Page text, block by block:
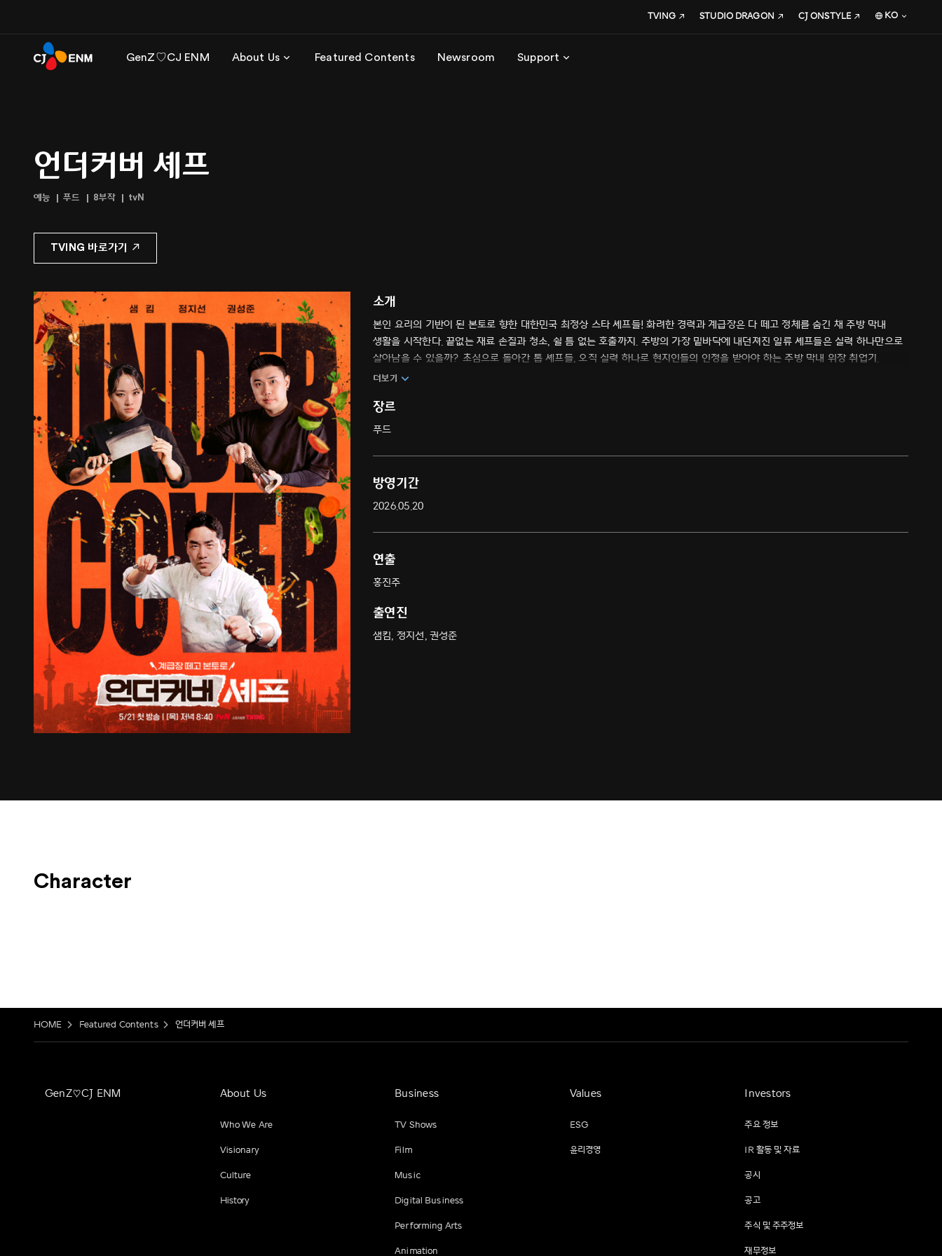
GenZ♡CJ ENM About Us Featured Contents Newsroom Support
TVING STUDIO DRAGON CJ ONSTYLE KO
언더커버 셰프
예능 푸드 8부작 tvN
TVING 바로가기
소개
본인 요리의 기반이 된 본토로 향한 대한민국 최정상 스타 셰프들! 화려한 경력과 계급장은 다 떼고 정체를 숨긴 채 주방 막내
생활을 시작한다. 끝없는 재료 손질과 청소, 쉴 틈 없는 호출까지. 주방의 가장 밑바닥에 내던져진 일류 셰프들은 실력 하나만으로
살아남을 수 있을까? 초심으로 돌아간 톱 셰프들, 오직 실력 하나로 현지인들의 인정을 받아야 하는 주방 막내 위장 취업기.
더보기
장르
푸드
방영기간
2026.05.20
연출
홍진주
출연진
샘킴, 정지선, 권성준
Character
HOME Featured Contents 언더커버 셰프
GenZ♡CJ ENM About Us
Who We Are
Visionary
Culture
History
Business
TV Shows
Film
Music
Digital Business
Performing Arts
Animation
Values
ESG
윤리경영
Investors
주요 정보
IR 활동 및 자료
공시
공고
주식 및 주주정보
재무정보